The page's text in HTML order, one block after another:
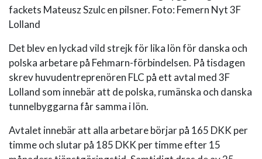
fackets Mateusz Szulc en pilsner. Foto: Femern Nyt 3F
Lolland
Det blev en lyckad vild strejk för lika lön för danska och
polska arbetare på Fehmarn-förbindelsen. På tisdagen
skrev huvudentreprenören FLC på ett avtal med 3F
Lolland som innebär att de polska, rumänska och danska
tunnelbyggarna får samma i lön.
Avtalet innebär att alla arbetare börjar på 165 DKK per
timme och slutar på 185 DKK per timme efter 15